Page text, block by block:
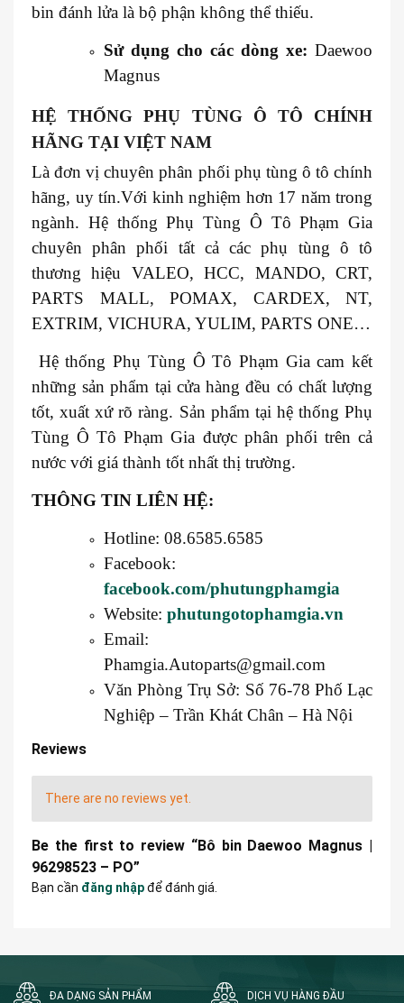
bin đánh lửa là bộ phận không thể thiếu.
Sử dụng cho các dòng xe: Daewoo
Magnus
HỆ THỐNG PHỤ TÙNG Ô TÔ CHÍNH
HÃNG TẠI VIỆT NAM
Là đơn vị chuyên phân phối phụ tùng ô tô chính
hãng, uy tín.Với kinh nghiệm hơn 17 năm trong
ngành. Hệ thống Phụ Tùng Ô Tô Phạm Gia
chuyên phân phối tất cả các phụ tùng ô tô
thương hiệu VALEO, HCC, MANDO, CRT,
PARTS MALL, POMAX, CARDEX, NT,
EXTRIM, VICHURA, YULIM, PARTS ONE…
Hệ thống Phụ Tùng Ô Tô Phạm Gia cam kết
những sản phẩm tại cửa hàng đều có chất lượng
tốt, xuất xứ rõ ràng. Sản phẩm tại hệ thống Phụ
Tùng Ô Tô Phạm Gia được phân phối trên cả
nước với giá thành tốt nhất thị trường.
THÔNG TIN LIÊN HỆ:
Hotline: 08.6585.6585
Facebook:
facebook.com/phutungphamgia
Website: phutungotophamgia.vn
Email:
Phamgia.Autoparts@gmail.com
Văn Phòng Trụ Sở: Số 76-78 Phố Lạc
Nghiệp – Trần Khát Chân – Hà Nội
Reviews
There are no reviews yet.
Be the first to review “Bô bin Daewoo Magnus |
96298523 – PO”
Bạn cần đăng nhậpđể đánh giá.
ĐA DẠNG SẢN PHẨM DỊCH VỤ HÀNG ĐẦU